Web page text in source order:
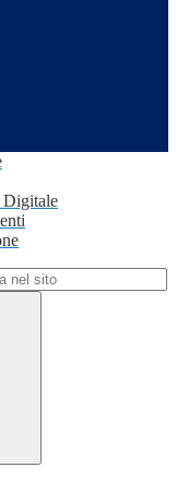
Digitale